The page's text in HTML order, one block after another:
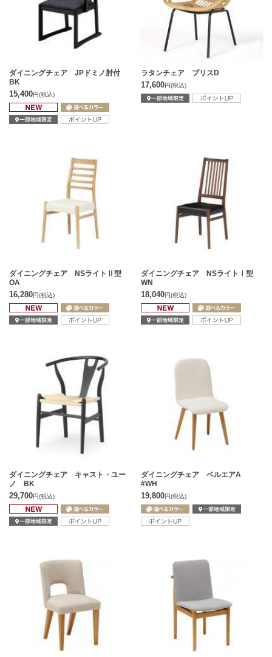
ダイニングチェア JPドミノ肘付
BK
15,400円(税込)
ラタンチェア ブリスD
17,600円(税込)
ダイニングチェア NSライトⅡ型
OA
16,280円(税込)
ダイニングチェア NSライトⅠ型
WN
18,040円(税込)
ダイニングチェア キャスト・ユー
ノ BK
29,700円(税込)
ダイニングチェア ベルエアA
#WH
19,800円(税込)